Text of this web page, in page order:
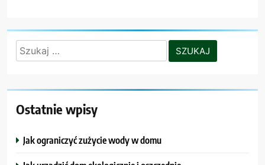
Szukaj:
Ostatnie wpisy
Jak ograniczyć zużycie wody w domu